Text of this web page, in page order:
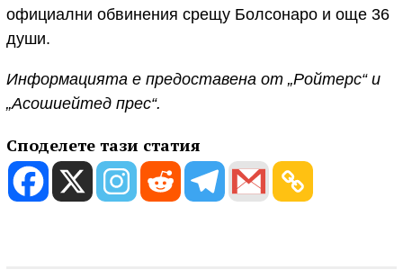
официални обвинения срещу Болсонаро и още 36
души.
Информацията е предоставена от „Ройтерс“ и
„Асошиейтед прес“.
Споделете тази статия